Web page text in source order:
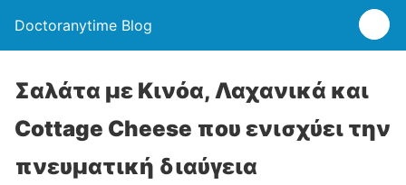
Doctoranytime Blog
Σαλάτα με Κινόα, Λαχανικά και
Cottage Cheese που ενισχύει την
πνευματική διαύγεια